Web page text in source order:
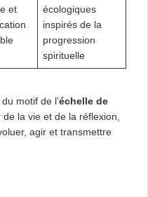
et
écologiques
inspirés de la
progression
spirituelle
motif de l’échelle de
la vie et de la réflexion,
agir et transmettre